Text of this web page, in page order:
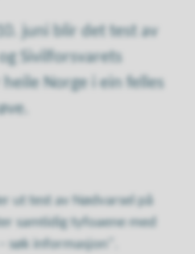
juni blir det test av
Sivilforsvarets
Norge i ein felles
ut test av Nødvarsel på
samtidig tyfoaene med
søk informasjon".